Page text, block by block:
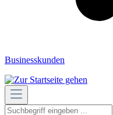
Businesskunden